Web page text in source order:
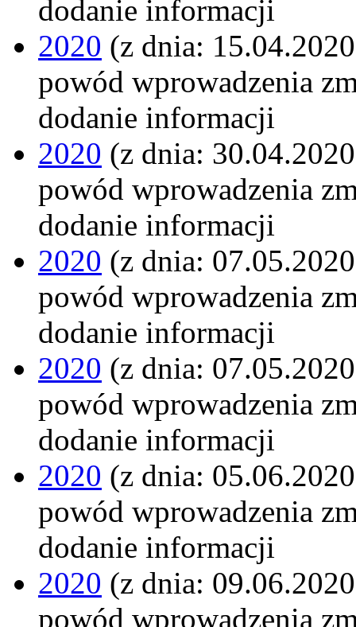
dodanie informacji
2020 (z dnia:
powód wprowadzenia
dodanie informacji
2020 (z dnia:
powód wprowadzenia
dodanie informacji
2020 (z dnia:
powód wprowadzenia
dodanie informacji
2020 (z dnia:
powód wprowadzenia
dodanie informacji
2020 (z dnia:
powód wprowadzenia
dodanie informacji
2020 (z dnia:
powód wprowadzenia